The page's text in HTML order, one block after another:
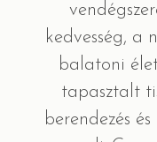
kedvesség, a
balatoni
tapasztalt
berendezés